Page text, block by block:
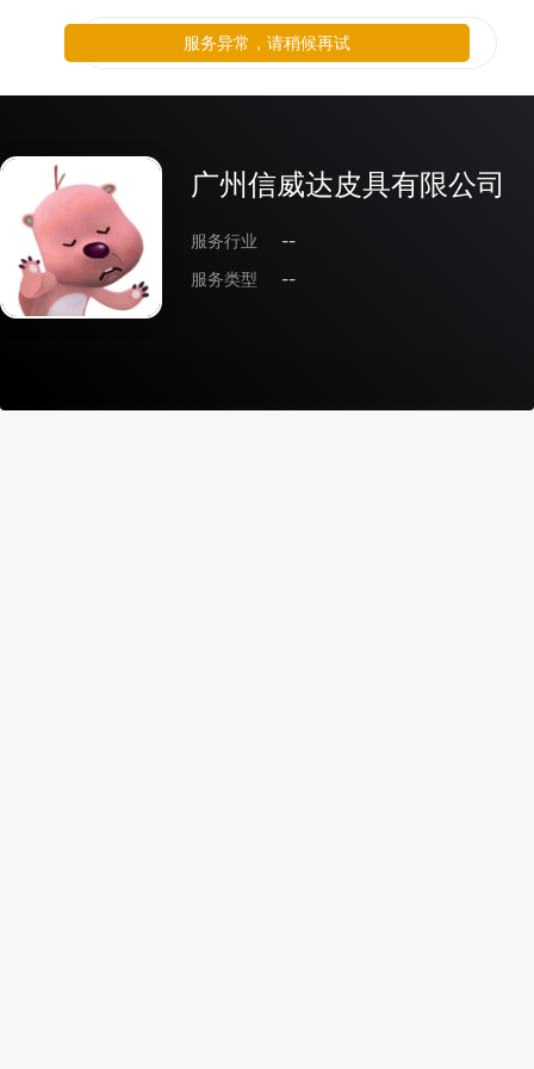
广州信威达皮具有限公司
服务行业
--
服务类型
--
服务异常，请稍候再试